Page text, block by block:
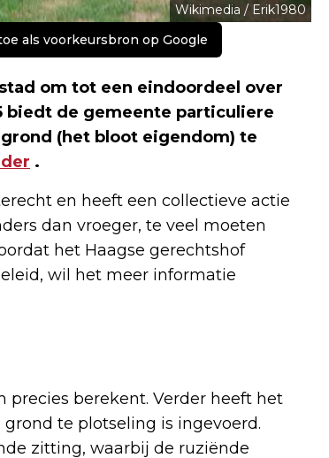
Wikimedia / Erik1980
als voorkeursbron op Google
om tot een eindoordeel over
biedt de gemeente particuliere
(het bloot eigendom) te
.
en heeft een collectieve actie
dan vroeger, te veel moeten
het Haagse gerechtshof
wil het meer informatie
berekent. Verder heeft het
te plotseling is ingevoerd.
zitting, waarbij de ruziënde